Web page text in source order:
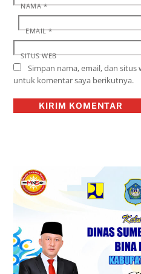
NAMA*
EMAIL*
SITUS WEB
Simpan nama, email, dan
untuk komentar saya berikutnya.